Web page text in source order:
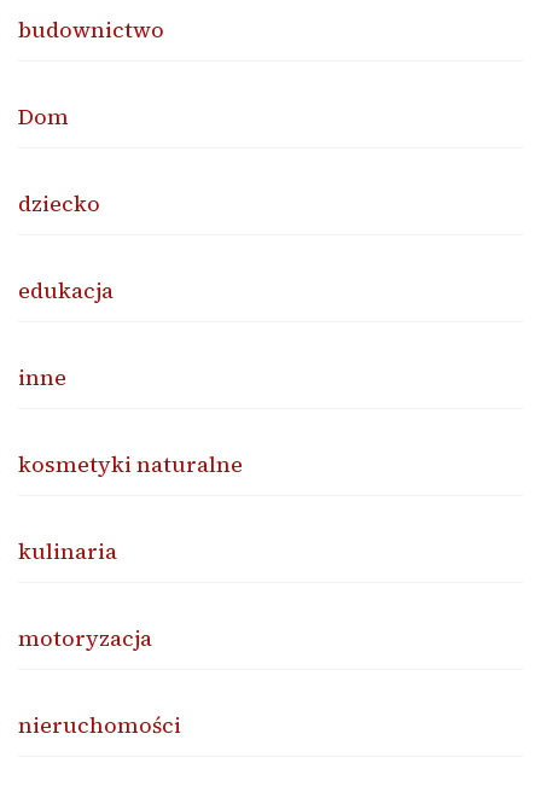
budownictwo
Dom
dziecko
edukacja
inne
kosmetyki naturalne
kulinaria
motoryzacja
nieruchomości